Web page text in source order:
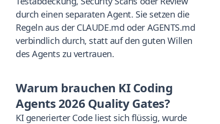
durch einen separaten Agent. Sie setzen die
Regeln aus der CLAUDE.md oder AGENTS.md
verbindlich durch, statt auf den guten Willen
des Agents zu vertrauen.
Warum brauchen KI Coding
Agents 2026 Quality Gates?
KI generierter Code liest sich flüssig, wurde